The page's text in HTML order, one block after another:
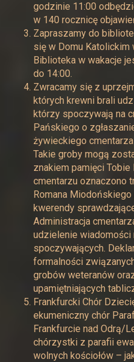
godzinie 11:00
w 140 rocznicę
Zapraszamy do
się w Domu Katolickim
Biblioteka w wakacje
do 14:00.
Zwracamy się z
których krewni brali
którzy spoczywają na
Pańskiego o
żywieckiego
Takie groby mogą
znakiem pamięci
cmentarzu oznaczono
Romana Miodońskiego
kwerendy
Administracja
udzielenie wiadomości
spoczywających.
formalności
grobów weteranów
upamiętniających
Frankfurcki Chór
ekumeniczny chór
Frankfurcie nad Odrą/
chórzystki z parafii
wolnych kościołów –